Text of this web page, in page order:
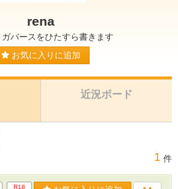
rena
バースをひたすら書きます
お気に入りに追加
近況ボード
1 件
R18